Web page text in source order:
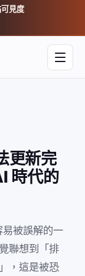
見度
開啟
更新完
時代的
被誤解的一
聯想到「排
，這是被恐